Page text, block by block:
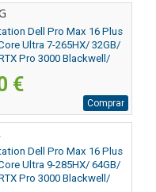
Dell Pro Max 16 Plus
Ultra 7-265HX/ 32GB/
Pro 3000 Blackwell/
€
Comprar
Dell Pro Max 16 Plus
Ultra 9-285HX/ 64GB/
Pro 3000 Blackwell/